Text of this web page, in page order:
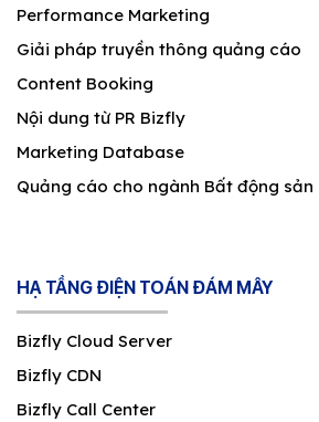
Performance Marketing
Giải pháp truyền thông quảng cáo
Content Booking
Nội dung từ PR Bizfly
Marketing Database
Quảng cáo cho ngành Bất động sản
HẠ TẦNG ĐIỆN TOÁN ĐÁM MÂY
Bizfly Cloud Server
Bizfly CDN
Bizfly Call Center